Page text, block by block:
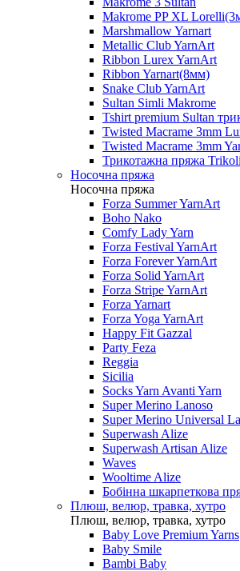
Makrome PP XL
Marshmallow Yarnart
Metallic Club YarnArt
Ribbon Lurex YarnArt
Ribbon Yarnart(8мм)
Snake Club YarnArt
Sultan Simli Makrome
Tshirt premium Sultan
Twisted Macrame 3mm
Twisted Macrame 3mm
Трикотажна пряжа
Носочна пряжа
Носочна пряжа
Forza Summer YarnArt
Boho Nako
Comfy Lady Yarn
Forza Festival YarnArt
Forza Forever YarnArt
Forza Solid YarnArt
Forza Stripe YarnArt
Forza Yarnart
Forza Yoga YarnArt
Happy Fit Gazzal
Party Feza
Reggia
Sicilia
Socks Yarn Avanti Yarn
Super Merino Lanoso
Super Merino Universal
Superwash Alize
Superwash Artisan Alize
Waves
Wooltime Alize
Бобінна шкарпеткова
Плюш, велюр, травка, хутро
Плюш, велюр, травка, хутро
Baby Love Premium Yarns
Baby Smile
Bambi Baby